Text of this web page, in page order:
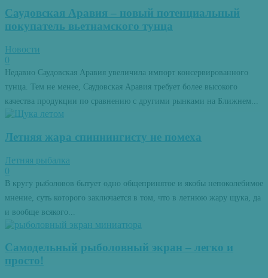
Саудовская Аравия – новый потенциальный
покупатель вьетнамского тунца
Новости
0
Недавно Саудовская Аравия увеличила импорт консервированного
тунца. Тем не менее, Саудовская Аравия требует более высокого
качества продукции по сравнению с другими рынками на Ближнем...
Летняя жара спиннингисту не помеха
Летняя рыбалка
0
В кругу рыболовов бытует одно общепринятое и якобы непоколебимое
мнение, суть которого заключается в том, что в летнюю жару щука, да
и вообще всякого...
Самодельный рыболовный экран – легко и
просто!